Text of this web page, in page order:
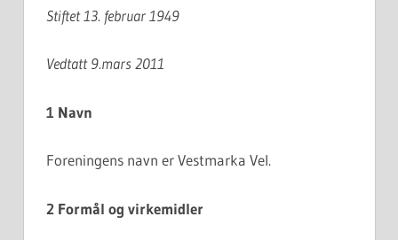
Stiftet 13. februar 1949
Vedtatt 9.mars 2011
1 Navn
Foreningens navn er Vestmarka Vel.
2 Formål og virkemidler